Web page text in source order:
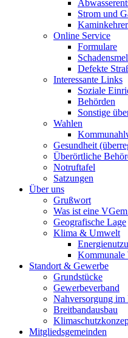
Strom und
Kaminkehrer
Online Service
Formulare
Defekte
Interessante Links
Soziale
Behörden
Sonstige
Wahlen
Gesundheit
Überörtliche
Notruftafel
Satzungen
Über uns
Grußwort
Was ist eine
Geografische Lage
Klima & Umwelt
Kommunale
Standort & Gewerbe
Grundstücke
Gewerbeverband
Nahversorgung im
Breitbandausbau
Mitgliedsgemeinden